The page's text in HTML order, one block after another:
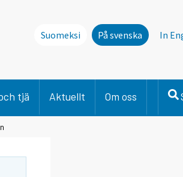
Suomeksi På svenska In
tjä Aktuellt Om oss